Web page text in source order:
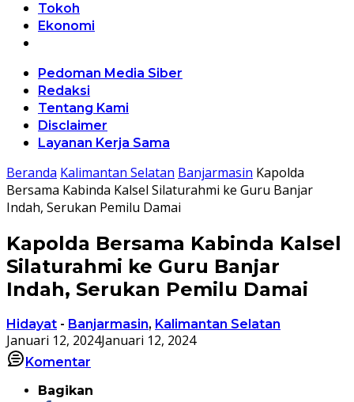
Tokoh
Ekonomi
Pedoman Media Siber
Redaksi
Tentang Kami
Disclaimer
Layanan Kerja Sama
Beranda Kalimantan Selatan Banjarmasin Kapolda
Bersama Kabinda Kalsel Silaturahmi ke Guru Banjar
Indah, Serukan Pemilu Damai
Kapolda Bersama Kabinda Kalsel
Silaturahmi ke Guru Banjar
Indah, Serukan Pemilu Damai
Hidayat - Banjarmasin, Kalimantan Selatan
Januari 12, 2024Januari 12, 2024
Komentar
Bagikan